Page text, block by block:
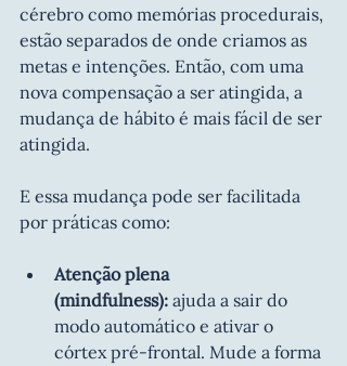
cérebro como memórias procedurais,
estão separados de onde criamos as
metas e intenções. Então, com uma
nova compensação a ser atingida, a
mudança de hábito é mais fácil de ser
atingida.
E essa mudança pode ser facilitada
por práticas como:
Atenção plena
(mindfulness): ajuda a sair do
modo automático e ativar o
córtex pré-frontal. Mude a forma